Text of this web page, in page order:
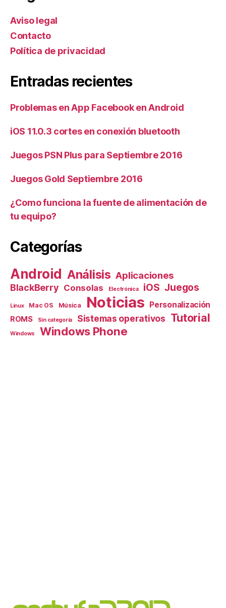
Aviso legal
Contacto
Política de privacidad
Entradas recientes
Problemas en App Facebook en Android
iOS 11.0.3 cortes en conexión bluetooth
Juegos PSN Plus para Septiembre 2016
Juegos Gold Septiembre 2016
¿Como funciona la fuente de alimentación de
tu equipo?
Categorías
Android Análisis Aplicaciones
BlackBerry Consolas Electrónica iOS Juegos
Linux Mac OS Música Noticias Personalización
ROMS Sin categoría Sistemas operativos Tutorial
Windows Windows Phone